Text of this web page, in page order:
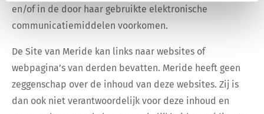
en/of in de door haar gebruikte elektronische
communicatiemiddelen voorkomen.
De Site van Meride kan links naar websites of
webpagina’s van derden bevatten. Meride heeft geen
zeggenschap over de inhoud van deze websites. Zij is
dan ook niet verantwoordelijk voor deze inhoud en